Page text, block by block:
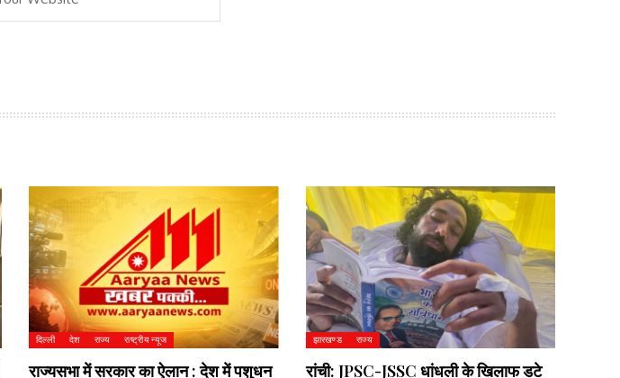
दिल्ली देश राज्य राष्ट्रीय न्यूज
राज्यसभा में सरकार का ऐलान : देश में पशुधन
झारखण्ड राज्य
रांची: JPSC-JSSC धांधली के खिलाफ डटे